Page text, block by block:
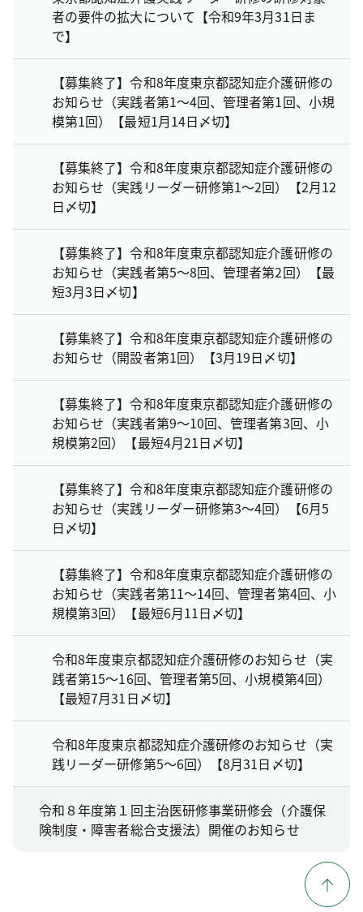
者の要件の拡大について【令和9年3月31日ま
で】
【募集終了】令和8年度東京都認知症介護研修の
お知らせ（実践者第1～4回、管理者第1回、小規
模第1回）【最短1月14日〆切】
【募集終了】令和8年度東京都認知症介護研修の
お知らせ（実践リーダー研修第1～2回）【2月12
日〆切】
【募集終了】令和8年度東京都認知症介護研修の
お知らせ（実践者第5～8回、管理者第2回）【最
短3月3日〆切】
【募集終了】令和8年度東京都認知症介護研修の
お知らせ（開設者第1回）【3月19日〆切】
【募集終了】令和8年度東京都認知症介護研修の
お知らせ（実践者第9～10回、管理者第3回、小
規模第2回）【最短4月21日〆切】
【募集終了】令和8年度東京都認知症介護研修の
お知らせ（実践リーダー研修第3～4回）【6月5
日〆切】
【募集終了】令和8年度東京都認知症介護研修の
お知らせ（実践者第11～14回、管理者第4回、小
規模第3回）【最短6月11日〆切】
令和8年度東京都認知症介護研修のお知らせ（実
践者第15～16回、管理者第5回、小規模第4回）
【最短7月31日〆切】
令和8年度東京都認知症介護研修のお知らせ（実
践リーダー研修第5～6回）【8月31日〆切】
令和８年度第１回主治医研修事業研修会（介護保
険制度・障害者総合支援法）開催のお知らせ